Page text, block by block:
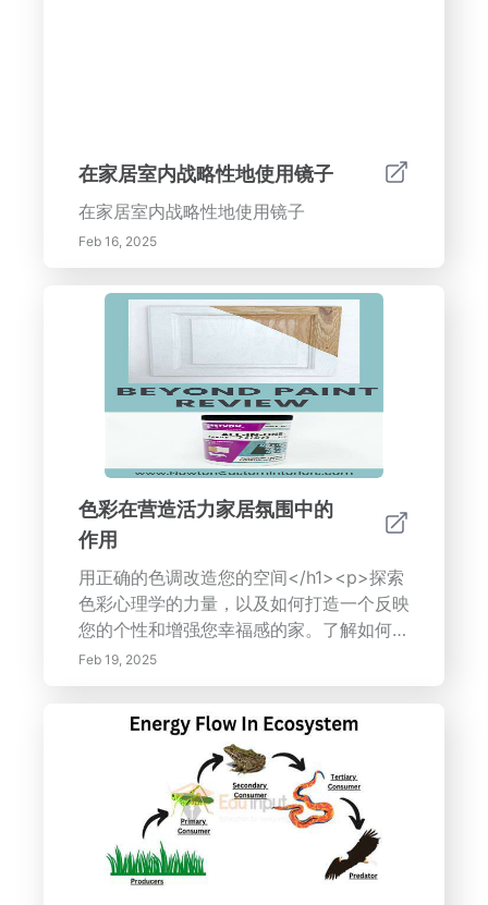
标题：最大化自然光的策略- 设计开放式平
面布局，并使用战略性布置的窗户- 融入反
射表面以增强光线- 选择适当的窗帘以控制
光线和提高能效。副标题：为自然光而设计
的景观- 了解景观设计如何影响光线流入您
的家中- 选择增强光线进入而不阻挡的植
物- 利用户外元素将光反射回您的居住空
间。行动号召：通过拥抱自然光的力量，将
您的家转变为一个更明亮、更温馨的空间。
今天就开始您通往更健康、更快乐的家的旅
在家居室内战略性地使用镜子
在家居室内战略性地使用镜子
Feb 16, 2025
色彩在营造活力家居氛围中的
作用
用正确的色调改造您的空间</h1><p>探索
色彩心理学的力量，以及如何打造一个反映
您的个性和增强您幸福感的家。了解如何使
用色彩组合、色温和文化关联，打造一个和
谐且视觉上令人惊叹的空间。从选择完美的
提供了专家提示和技巧。</p><ul> <li>
<strong>了解色彩心理学：</strong>发
现不同颜色的情感影响。</li> <li>
<strong>创建和谐的配色方案：
</strong>了解色彩组合和色轮。</li>
<li><strong>设计以产生影响和功能：
</strong>探索如何使用色彩来获得视觉吸
Feb 19, 2025